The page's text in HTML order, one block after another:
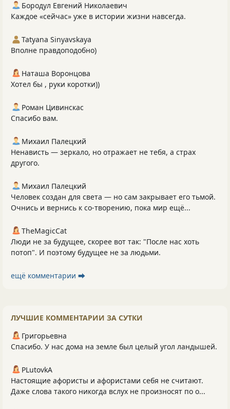
Бородул Евгений Николаевич
Каждое «сейчас» уже в истории жизни навсегда.
Tatyana Sinyavskaya
Вполне правдоподобно)
Наташа Воронцова
Хотел бы , руки коротки))
Роман Цивинскас
Спасибо вам.
Михаил Палецкий
Ненависть — зеркало, но отражает не тебя, а страх
другого.
Михаил Палецкий
Человек создан для света — но сам закрывает его тьмой.
Очнись и вернись к со‑творению, пока мир ещё...
TheMagicCat
Люди не за будущее, скорее вот так: "После нас хоть
потоп". И поэтому будущее не за людьми.
ещё комментарии ⮕
ЛУЧШИЕ КОММЕНТАРИИ ЗА СУТКИ
Григорьевна
Спасибо. У нас дома на земле был целый угол ландышей.
PLutоvkА
Настоящие афористы и афористами себя не считают.
Даже слова такого никогда вслух не произносят по о...